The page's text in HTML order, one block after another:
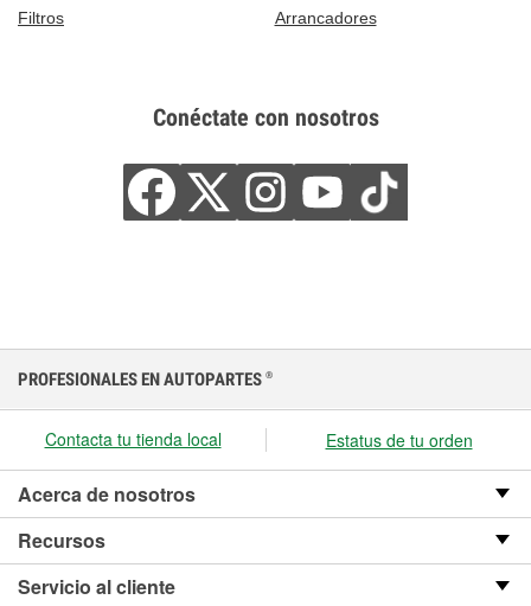
Filtros
Arrancadores
Conéctate con nosotros
PROFESIONALES EN AUTOPARTES ®
Contacta tu tienda local Estatus de tu orden
Acerca de nosotros
Recursos
Servicio al cliente